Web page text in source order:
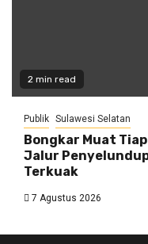
2 min read
Publik Sulawesi Selatan
Bongkar Muat
Jalur
Terkuak
7 Agustus 2026